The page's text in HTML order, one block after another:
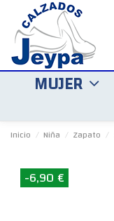
MUJER
Inicio Niña Zapato
-6,90 €